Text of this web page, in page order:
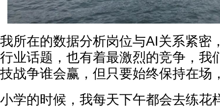
我所在的数据分析岗位与AI关系紧密
行业话题，也有着最激烈的竞争，我
技战争谁会赢，但只要始终保持在场
小学的时候，我每天下午都会去练花